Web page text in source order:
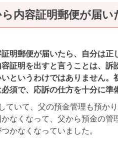
内容証明郵便が届い
明郵便が届いたら、自分は
証明を出すと言うことは、
というわけではありません
須で、応訴の仕方を十分に準
ていて、父の預金管理も預かり
なくなって、父から預金の
かなくなっていました。